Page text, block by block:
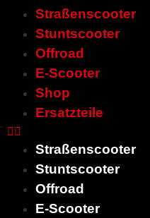
Straßenscooter
Stuntscooter
Offroad
E-Scooter
Shop
Ersatzteile
Straßenscooter
Stuntscooter
Offroad
E-Scooter